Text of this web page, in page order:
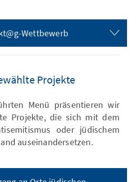
Wettbewerb
Projekte
Menü präsentieren wir
Projekte, die sich mit dem
oder jüdischem
auseinandersetzen.